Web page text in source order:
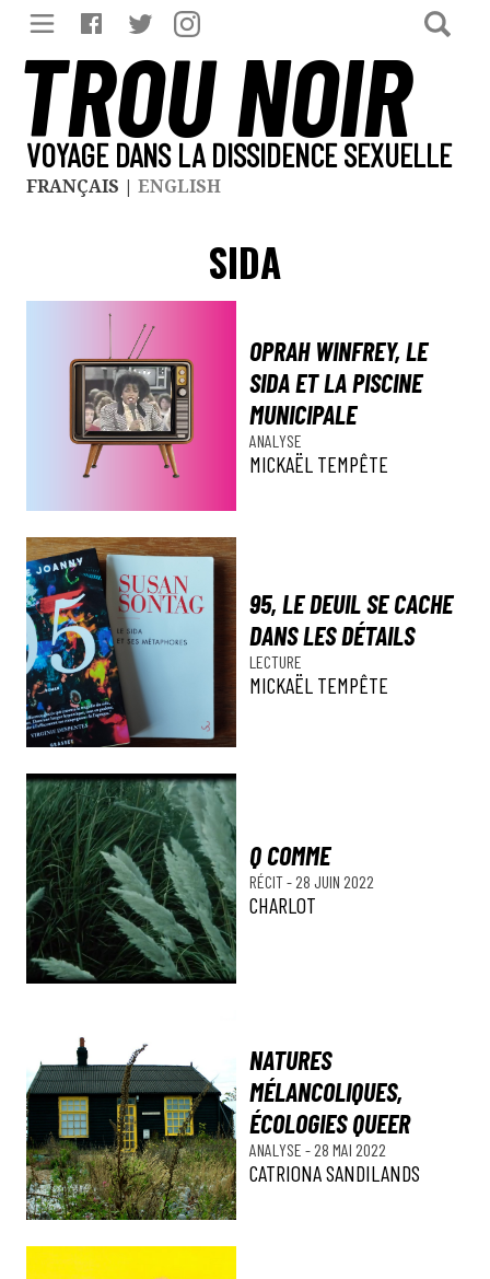
TROU NOIR
VOYAGE DANS LA DISSIDENCE SEXUELLE
FRANÇAIS | ENGLISH
SIDA
OPRAH WINFREY, LE
SIDA ET LA PISCINE
MUNICIPALE
ANALYSE
MICKAËL TEMPÊTE
95, LE DEUIL SE CACHE
DANS LES DÉTAILS
LECTURE
MICKAËL TEMPÊTE
Q COMME
RÉCIT- 28 JUIN 2022
CHARLOT
NATURES
MÉLANCOLIQUES,
ÉCOLOGIES QUEER
ANALYSE - 28 MAI 2022
CATRIONA SANDILANDS